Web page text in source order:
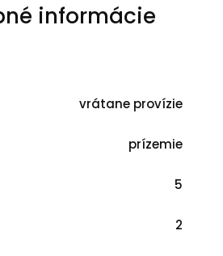
informácie
vrátane provízie
prízemie
5
2